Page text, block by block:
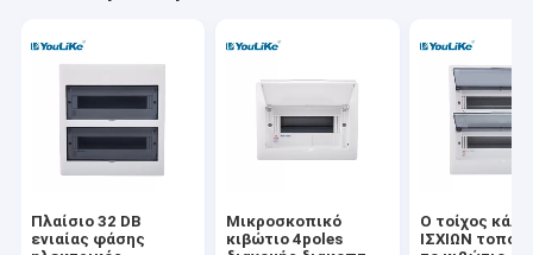
Πλαίσιο 32 DB
ενιαίας φάσης
Μικροσκοπικό
κιβώτιο 4poles
Ο τοίχος
ΙΣΧΙΩΝ